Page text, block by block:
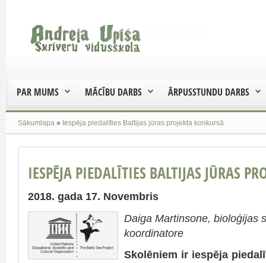
PAR MUMS MĀCĪBU DARBS ĀRPUSSTUNDU DARBS
Sākumlapa » Iespēja piedalīties Baltijas jūras projekta konkursā
IESPĒJA PIEDALĪTIES BALTIJAS JŪRAS
2018. gada 17. Novembris
Daiga Martinsone, bioloģijas
koordinatore
Skolēniem ir iespēja